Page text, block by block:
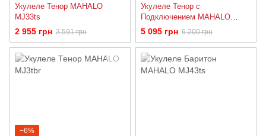
Укулеле Тенор MAHALO
MJ33ts
2 955 грн 3 591 грн
Укулеле Тенор с
Подключением MAHALO
MJ3CE3
5 095 грн 6 200 грн
−6%